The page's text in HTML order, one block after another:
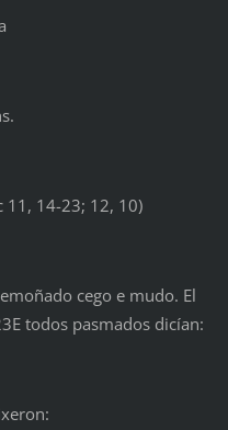
11, 14-23; 12, 10)
cego e mudo. El
todos pasmados dicían: